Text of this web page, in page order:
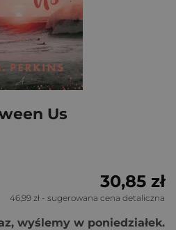
Us
30,85 zł
46,99 zł - sugerowana cena detaliczna
wyślemy w poniedziałek.